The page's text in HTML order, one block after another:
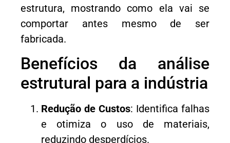
estrutura, mostrando como ela vai se
comportar antes mesmo de ser
fabricada.
Benefícios da análise
estrutural para a indústria
Redução de Custos: Identifica falhas
e otimiza o uso de materiais,
reduzindo desperdícios.